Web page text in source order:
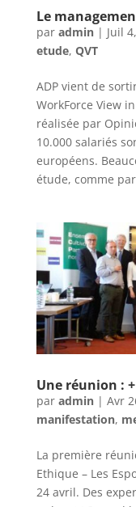
Le
par admin| Juil
etude, QVT
ADP vient de
WorkForce View
réalisée par
10.000 salariés
européens.
étude, comme
Une réunion :
par admin| Avr
manifestation,
La première
Ethique – Les
24 avril. Des